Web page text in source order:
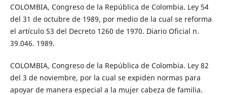
COLOMBIA, Congreso de la República de Colombia. Ley 54
del 31 de octubre de 1989, por medio de la cual se reforma
el artículo 53 del Decreto 1260 de 1970. Diario Oficial n.
39.046. 1989.
COLOMBIA, Congreso de la República de Colombia. Ley 82
del 3 de noviembre, por la cual se expiden normas para
apoyar de manera especial a la mujer cabeza de familia.